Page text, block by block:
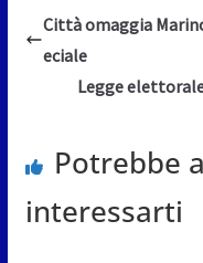
Città omaggia
eciale
Legge
Potrebbe
interessarti